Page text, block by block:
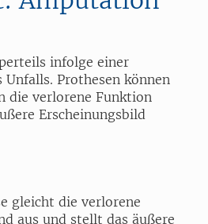
infolge einer
Prothesen können
die verlorene Funktion
Erscheinungsbild
gleicht die verlorene
aus und stellt das äußere